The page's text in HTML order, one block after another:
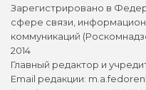
Зарегистрировано в
сфере связи,
коммуникаций
2014
Главный редактор и
Email редакции: